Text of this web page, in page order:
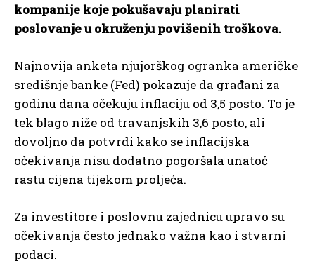
kompanije koje pokušavaju planirati
poslovanje u okruženju povišenih troškova.
Najnovija anketa njujorškog ogranka američke
središnje banke (Fed) pokazuje da građani za
godinu dana očekuju inflaciju od 3,5 posto. To je
tek blago niže od travanjskih 3,6 posto, ali
dovoljno da potvrdi kako se inflacijska
očekivanja nisu dodatno pogoršala unatoč
rastu cijena tijekom proljeća.
Za investitore i poslovnu zajednicu upravo su
očekivanja često jednako važna kao i stvarni
podaci.